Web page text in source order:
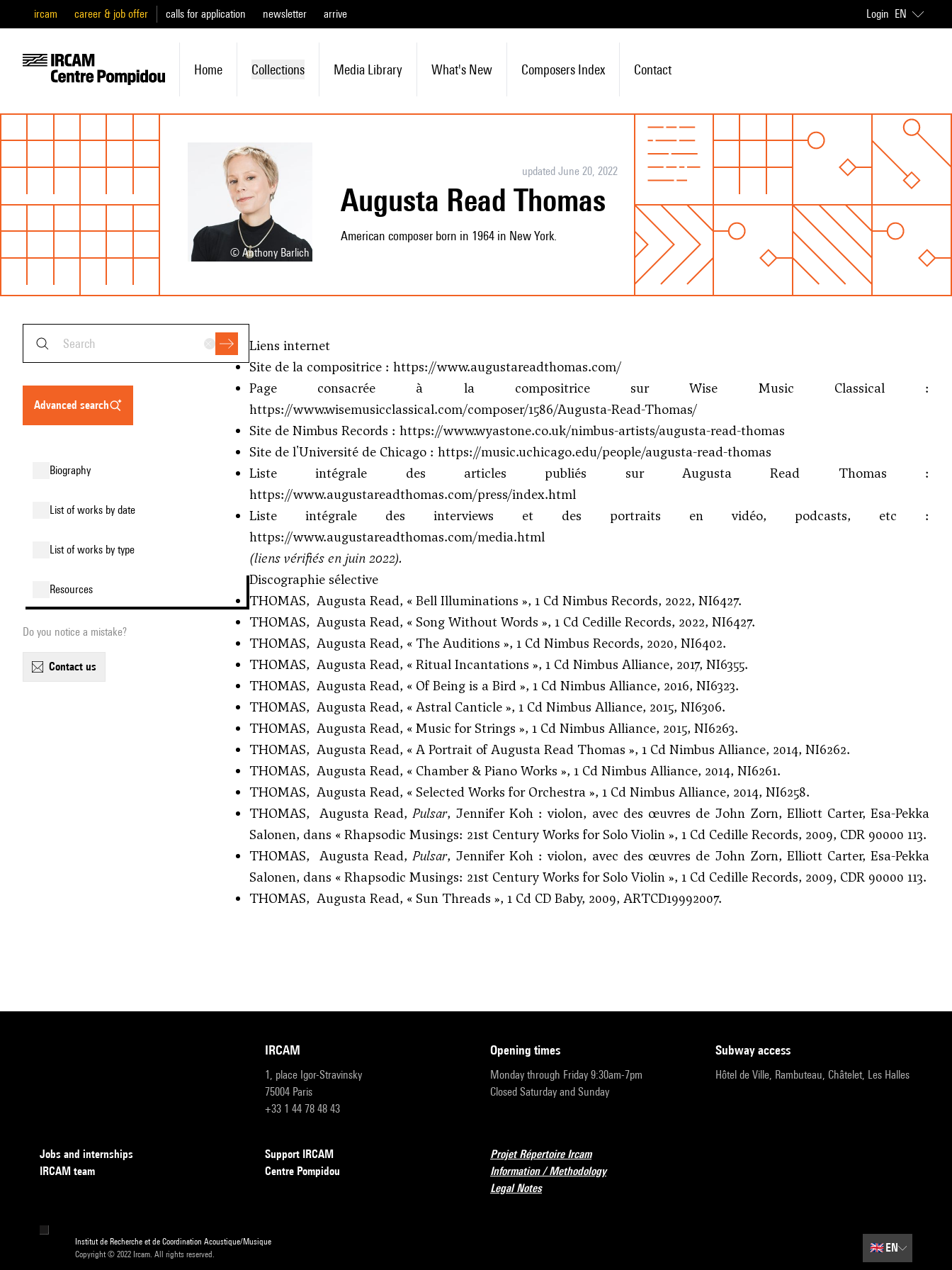
ircam career & job offer calls for application newsletter arrive Login EN
Home Collections Media Library What's New Composers Index Contact
© Anthony Barlich
updated June 20, 2022
Augusta Read Thomas
American composer born in 1964 in New York.
advanced search
biography
list of works by date
list of works by type
resources
Do you notice a mistake?
contact us
Liens internet
Site de la compositrice : https://www.augustareadthomas.com/
Page consacrée à la compositrice sur Wise Music Classical :
https://www.wisemusicclassical.com/composer/1586/Augusta-Read-Thomas/
Site de Nimbus Records : https://www.wyastone.co.uk/nimbus-artists/augusta-read-thomas
Site de l'Université de Chicago : https://music.uchicago.edu/people/augusta-read-thomas
Liste intégrale des articles publiés sur Augusta Read Thomas :
https://www.augustareadthomas.com/press/index.html
Liste intégrale des interviews et des portraits en vidéo, podcasts, etc :
https://www.augustareadthomas.com/media.html
(liens vérifiés en juin 2022).
Discographie sélective
THOMAS, Augusta Read, « Bell Illuminations », 1 Cd Nimbus Records, 2022, NI6427.
THOMAS, Augusta Read, « Song Without Words », 1 Cd Cedille Records, 2022, NI6427.
THOMAS, Augusta Read, « The Auditions », 1 Cd Nimbus Records, 2020, NI6402.
THOMAS, Augusta Read, « Ritual Incantations », 1 Cd Nimbus Alliance, 2017, NI6355.
THOMAS, Augusta Read, « Of Being is a Bird », 1 Cd Nimbus Alliance, 2016, NI6323.
THOMAS, Augusta Read, « Astral Canticle », 1 Cd Nimbus Alliance, 2015, NI6306.
THOMAS, Augusta Read, « Music for Strings », 1 Cd Nimbus Alliance, 2015, NI6263.
THOMAS, Augusta Read, « A Portrait of Augusta Read Thomas », 1 Cd Nimbus Alliance, 2014, NI6262.
THOMAS, Augusta Read, « Chamber & Piano Works », 1 Cd Nimbus Alliance, 2014, NI6261.
THOMAS, Augusta Read, « Selected Works for Orchestra », 1 Cd Nimbus Alliance, 2014, NI6258.
THOMAS, Augusta Read,Pulsar, Jennifer Koh : violon, avec des œuvres de John Zorn, Elliott Carter, Esa-Pekka
Salonen, dans « Rhapsodic Musings: 21st Century Works for Solo Violin », 1 Cd Cedille Records, 2009, CDR 90000 113.
THOMAS, Augusta Read,Pulsar, Jennifer Koh : violon, avec des œuvres de John Zorn, Elliott Carter, Esa-Pekka
Salonen, dans « Rhapsodic Musings: 21st Century Works for Solo Violin », 1 Cd Cedille Records, 2009, CDR 90000 113.
THOMAS, Augusta Read, « Sun Threads », 1 Cd CD Baby, 2009, ARTCD19992007.
IRCAM
1, place Igor-Stravinsky
75004 Paris
+33 1 44 78 48 43
opening times
Monday through Friday 9:30am-7pm
Closed Saturday and Sunday
subway access
Hôtel de Ville, Rambuteau, Châtelet, Les Halles
Jobs and internships
IRCAM team
Support IRCAM
Centre Pompidou
Projet Répertoire Ircam
Information / Methodology
Legal Notes
Institut de Recherche et de Coordination Acoustique/Musique
Copyright © 2022 Ircam. All rights reserved.
🇬🇧EN